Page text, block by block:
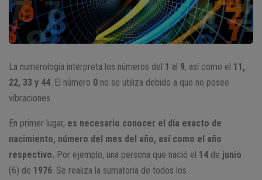
La numerología interpreta los números del 1 al 9, así como el 11,
22, 33 y 44. El número 0 no se utiliza debido a que no posee
vibraciones.
En primer lugar, es necesario conocer el día exacto de
nacimiento, número del mes del año, así como el año
respectivo. Por ejemplo, una persona que nació el 14 de junio
(6) de 1976. Se realiza la sumatoria de todos los